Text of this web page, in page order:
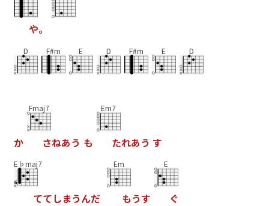
や。
D F#m E D F#m E D
か
Fmaj7
さねあう も
Em7
たれあう す
E♭maj7
ててしまうんだ
Em
もうす
E
ぐ